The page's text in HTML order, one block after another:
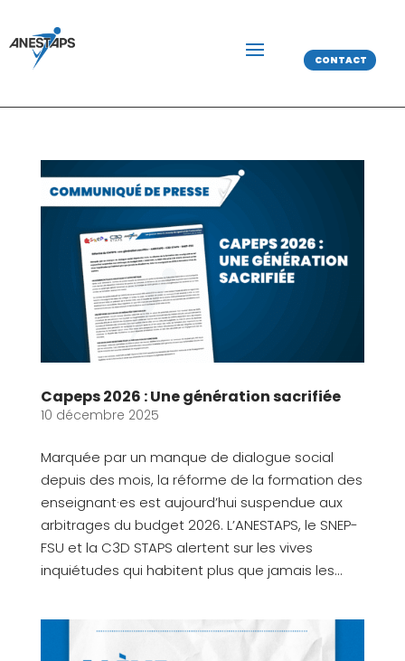
CONTACT
Capeps 2026 : Une génération sacrifiée
10 décembre 2025
Marquée par un manque de dialogue social
depuis des mois, la réforme de la formation des
enseignant·es est aujourd’hui suspendue aux
arbitrages du budget 2026. L’ANESTAPS, le SNEP-
FSU et la C3D STAPS alertent sur les vives
inquiétudes qui habitent plus que jamais les...